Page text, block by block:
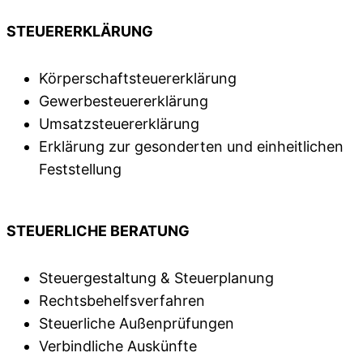
STEUERERKLÄRUNG
Körperschaftsteuererklärung
Gewerbesteuererklärung
Umsatzsteuererklärung
Erklärung zur gesonderten und einheitlichen
Feststellung
STEUERLICHE BERATUNG
Steuergestaltung & Steuerplanung
Rechtsbehelfsverfahren
Steuerliche Außenprüfungen
Verbindliche Auskünfte